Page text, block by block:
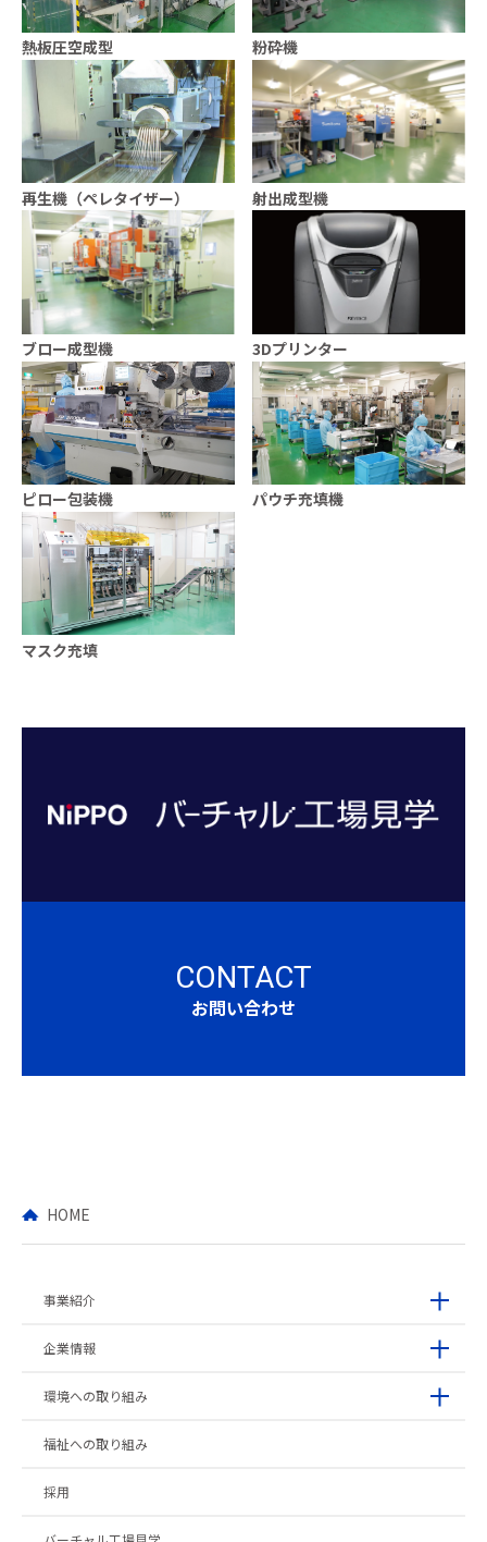
熱板圧空成型 粉砕機
再生機（ペレタイザー） 射出成型機
ブロー成型機 3Dプリンター
ピロー包装機 パウチ充填機
マスク充填
CONTACT
お問い合わせ
HOME
事業紹介
企業情報
環境への取り組み
福祉への取り組み
採用